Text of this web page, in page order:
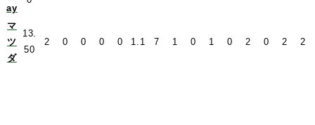
ay
マ
ツ
ダ
13.
50
2 0 0 0 0 1.1 7 1 0 1 0 2 0 2 2